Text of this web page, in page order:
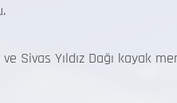
Sivas Yıldız Dağı kayak